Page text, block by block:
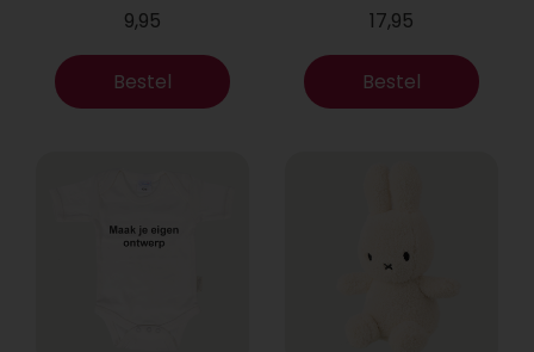
9,95
Bestel
17,95
Bestel